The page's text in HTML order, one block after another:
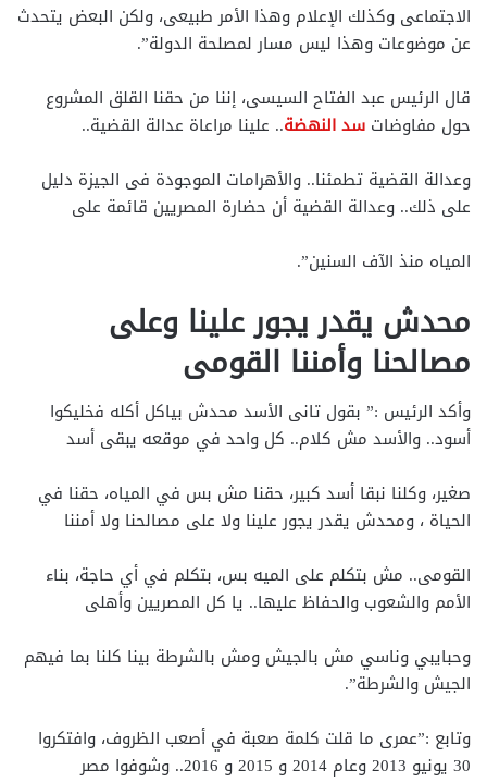
الاجتماعى وكذلك الإعلام وهذا الأمر طبيعى، ولكن البعض يتحدث
عن موضوعات وهذا ليس مسار لمصلحة الدولة”.
قال الرئيس عبد الفتاح السيسى، إننا من حقنا القلق المشروع
حول مفاوضات سد النهضة.. علينا مراعاة عدالة القضية..
وعدالة القضية تطمئنا.. والأهرامات الموجودة فى الجيزة دليل
على ذلك.. وعدالة القضية أن حضارة المصريين قائمة على
المياه منذ الآف السنين”.
محدش يقدر يجور علينا وعلى
مصالحنا وأمننا القومى
وأكد الرئيس :” بقول تانى الأسد محدش بياكل أكله فخليكوا
أسود.. والأسد مش كلام.. كل واحد في موقعه يبقى أسد
صغير، وكلنا نبقا أسد كبير، حقنا مش بس في المياه، حقنا في
الحياة ، ومحدش يقدر يجور علينا ولا على مصالحنا ولا أمننا
القومى.. مش بتكلم على الميه بس، بتكلم في أي حاجة، بناء
الأمم والشعوب والحفاظ عليها.. يا كل المصريين وأهلى
وحبايبي وناسي مش بالجيش ومش بالشرطة بينا كلنا بما فيهم
الجيش والشرطة”.
وتابع :”عمرى ما قلت كلمة صعبة في أصعب الظروف، وافتكروا
30 يونيو 2013 وعام 2014 و 2015 و 2016.. وشوفوا مصر